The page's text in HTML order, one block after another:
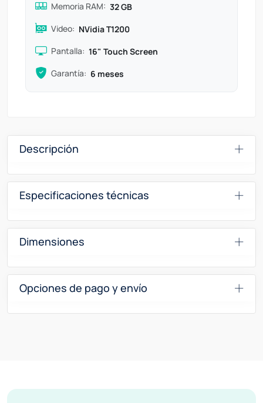
Memoria RAM: 32 GB
Video: NVidia T1200
Pantalla: 16" Touch Screen
Garantía: 6 meses
Descripción
Especificaciones técnicas
Dimensiones
Opciones de pago y envío